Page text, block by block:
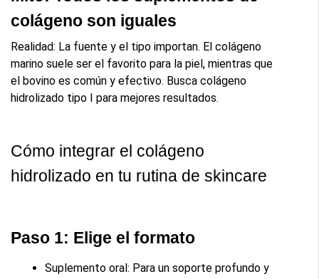
colágeno son iguales
Realidad: La fuente y el tipo importan. El colágeno
marino suele ser el favorito para la piel, mientras que
el bovino es común y efectivo. Busca colágeno
hidrolizado tipo I para mejores resultados.
Cómo integrar el colágeno
hidrolizado en tu rutina de skincare
Paso 1: Elige el formato
Suplemento oral: Para un soporte profundo y